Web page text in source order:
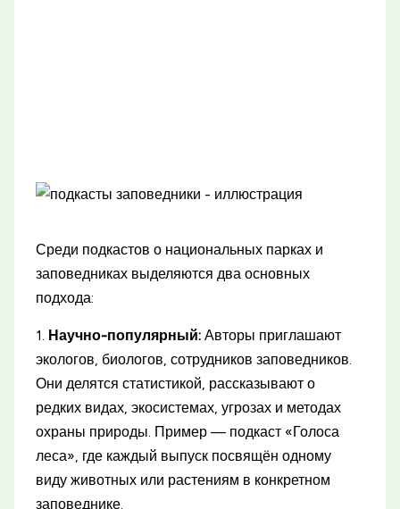
Среди подкастов о национальных парках и
заповедниках выделяются два основных
подхода:
1. Научно-популярный: Авторы приглашают
экологов, биологов, сотрудников заповедников.
Они делятся статистикой, рассказывают о
редких видах, экосистемах, угрозах и методах
охраны природы. Пример — подкаст «Голоса
леса», где каждый выпуск посвящён одному
виду животных или растениям в конкретном
заповеднике.